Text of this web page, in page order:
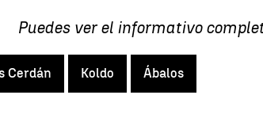
Puedes ver el informativo
Cerdán Koldo Ábalos